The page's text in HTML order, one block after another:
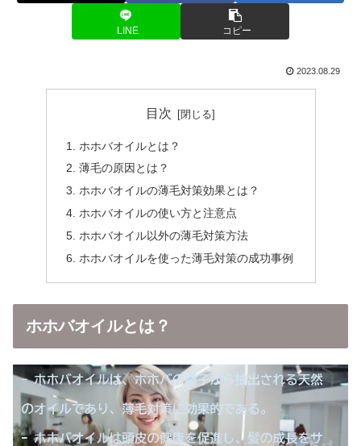
LINE コピー
2023.08.29
目次
ホホバオイルとは？
薄毛の原因とは？
ホホバオイルの薄毛対策効果とは？
ホホバオイルの使い方と注意点
ホホバオイル以外の薄毛対策方法
ホホバオイルを使った薄毛対策の成功事例
ホホバオイルとは？